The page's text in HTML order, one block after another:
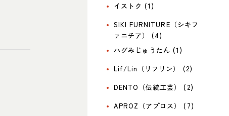
イストク (1)
SIKI FURNITURE（シキフ
ァニチア） (4)
ハグみじゅうたん (1)
Lif/Lin（リフリン） (2)
DENTO（伝統工芸） (2)
APROZ（アプロス） (7)